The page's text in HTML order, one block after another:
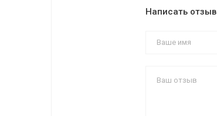
Написать отзыв